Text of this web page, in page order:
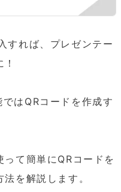
れば、プレゼンテー
はQRコードを作成す
て簡単にQRコードを
を解説します。